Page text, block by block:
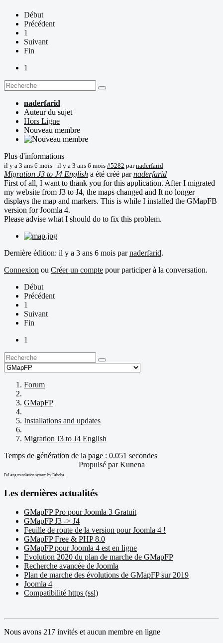
Début
Précédent
1
Suivant
Fin
1
naderfarid
Auteur du sujet
Hors Ligne
Nouveau membre
Plus d'informations
il y a 3 ans 6 mois - il y a 3 ans 6 mois #5282 parnaderfarid
Migration J3 to J4 English a été créé parnaderfarid
First of all, I want to thank you for this application. After I migrated
my website from J3 to J4, the maps changed and It no longer
displays the map and markers. This is while I installed the GMapFB
version for Joomla 4.
Please advise what I should do to fix this problem.
Dernière édition: il y a 3 ans 6 mois parnaderfarid.
Connexion ou Créer un compte pour participer à la conversation.
Début
Précédent
1
Suivant
Fin
1
Forum
GMapFP
Installations and updates
Migration J3 to J4 English
Temps de génération de la page : 0.051 secondes
Propulsé parKunena
FaLang translation system by Faboba
Les dernières actualités
GMapFP Pro pour Joomla 3 Gratuit
GMapFP J3 -> J4
Feuille de route de la version pour Joomla 4 !
GMapFP Free & PHP 8.0
GMapFP pour Joomla 4 est en ligne
Evolution 2020 du plan de marche de GMapFP
Recherche avancée de Joomla
Plan de marche des évolutions de GMapFP sur 2019
Joomla 4
Compatibilité https (ssl)
Nous avons 217 invités et aucun membre en ligne